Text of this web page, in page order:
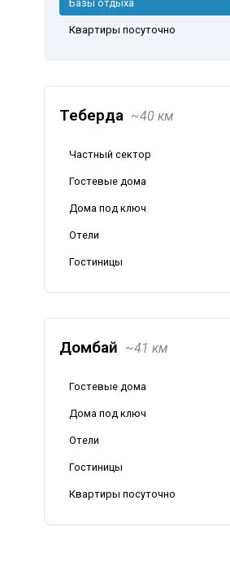
Базы отдыха
Квартиры посуточно
Теберда ~40 км
Частный сектор
Гостевые дома
Дома под ключ
Отели
Гостиницы
Домбай ~41 км
Гостевые дома
Дома под ключ
Отели
Гостиницы
Квартиры посуточно